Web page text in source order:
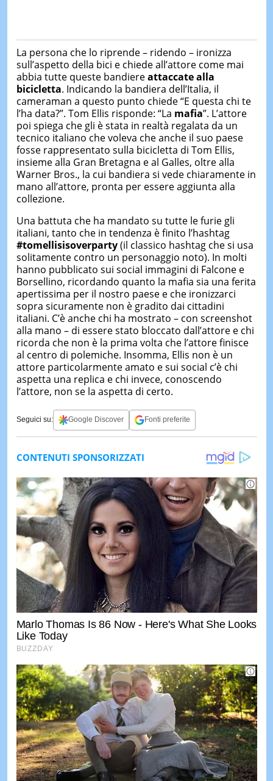
La persona che lo riprende – ridendo – ironizza
sull’aspetto della bici e chiede all’attore come mai
abbia tutte queste bandiereattaccate alla
bicicletta. Indicando la bandiera dell’Italia, il
cameraman a questo punto chiede “E questa chi te
l’ha data?”. Tom Ellis risponde: “La mafia”. L’attore
poi spiega che gli è stata in realtà regalata da un
tecnico italiano che voleva che anche il suo paese
fosse rappresentato sulla bicicletta di Tom Ellis,
insieme alla Gran Bretagna e al Galles, oltre alla
Warner Bros., la cui bandiera si vede chiaramente in
mano all’attore, pronta per essere aggiunta alla
collezione.
Una battuta che ha mandato su tutte le furie gli
italiani, tanto che in tendenza è finito l’hashtag
#tomellisisoverparty(il classico hashtag che si usa
solitamente contro un personaggio noto). In molti
hanno pubblicato sui social immagini di Falcone e
Borsellino, ricordando quanto la mafia sia una ferita
apertissima per il nostro paese e che ironizzarci
sopra sicuramente non è gradito dai cittadini
italiani. C’è anche chi ha mostrato – con screenshot
alla mano – di essere stato bloccato dall’attore e chi
ricorda che non è la prima volta che l’attore finisce
al centro di polemiche. Insomma, Ellis non è un
attore particolarmente amato e sui social c’è chi
aspetta una replica e chi invece, conoscendo
l’attore, non se la aspetta di certo.
Seguici su: Google Discover Fonti preferite